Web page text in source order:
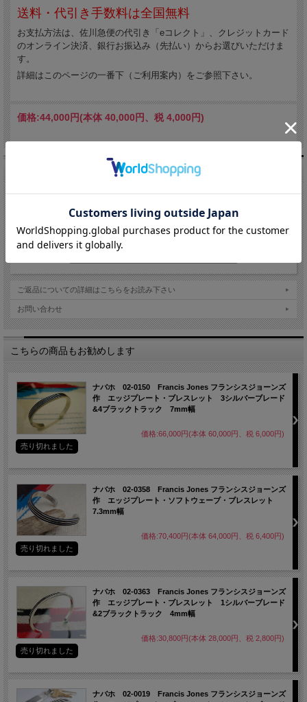
送料・代引き手数料は全国無料
お支払方法は、佐川急便の代引き「eコレクト」、クレジットカード
のオンライン決済、銀行お振込み（先払い）からお選びいただけま
す。
詳細はこのページの一番下（ご利用案内）をご参照下さい。
価格:44,000円(本体 40,000円、税 4,000円)
ご返品についての詳細はこちらをお読み下さい
お問い合わせ
こちらの商品もお勧めします
ナバホ 02-0150 Francis Jones フランシスジョーンズ
作 エッジプレート・ブレスレット 3シルバーブレード
&4ブラックトラック 7mm幅
価格:66,000円(本体 60,000円、税 6,000円)
売り切れました
ナバホ 02-0358 Francis Jones フランシスジョーンズ
作 エッジプレート・ソフトウェーブ・ブレスレット
7.3mm幅
価格:70,400円(本体 64,000円、税 6,400円)
売り切れました
ナバホ 02-0363 Francis Jones フランシスジョーンズ
作 エッジプレート・ブレスレット 1シルバーブレード
&2ブラックトラック 4mm幅
価格:30,800円(本体 28,000円、税 2,800円)
売り切れました
ナバホ 02-0019 Francis Jones フランシスジョーンズ